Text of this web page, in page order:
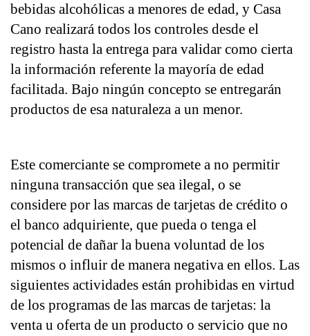
bebidas alcohólicas a menores de edad, y Casa
Cano realizará todos los controles desde el
registro hasta la entrega para validar como cierta
la información referente la mayoría de edad
facilitada. Bajo ningún concepto se entregarán
productos de esa naturaleza a un menor.
Este comerciante se compromete a no permitir
ninguna transacción que sea ilegal, o se
considere por las marcas de tarjetas de crédito o
el banco adquiriente, que pueda o tenga el
potencial de dañar la buena voluntad de los
mismos o influir de manera negativa en ellos. Las
siguientes actividades están prohibidas en virtud
de los programas de las marcas de tarjetas: la
venta u oferta de un producto o servicio que no